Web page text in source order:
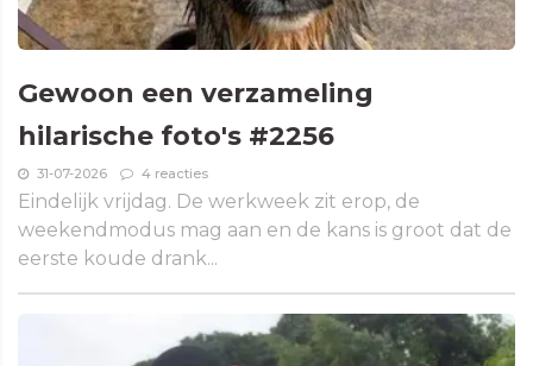
Gewoon een verzameling
hilarische foto's #2256
31-07-2026 4 reacties
Eindelijk vrijdag. De werkweek zit erop, de
weekendmodus mag aan en de kans is groot dat de
eerste koude drank...